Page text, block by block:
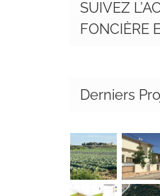
SUIVEZ
FONCIÈRE
Derniers